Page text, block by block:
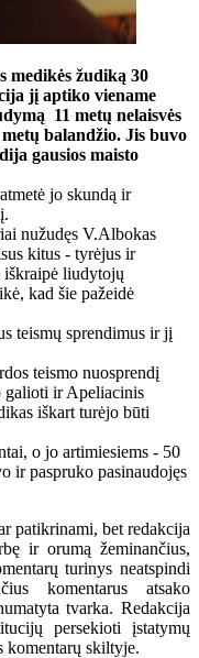
medikės žudiką 30
jį aptiko viename
11 metų nelaisvės
balandžio. Jis buvo
gausios maisto
jo skundą ir
nužudęs V.Albokas
kitus - tyrėjus ir
iškraipė liudytojų
kad šie pažeidė
teismų sprendimus ir jį
teismo nuosprendį
galioti ir Apeliacinis
iškart turėjo būti
o jo artimiesiems - 50
ir paspruko pasinaudojęs
patikrinami, bet redakcija
ir orumą žeminančius,
turinys neatspindi
komentarus atsako
tvarka. Redakcija
persekioti įstatymų
komentarų skiltyje.